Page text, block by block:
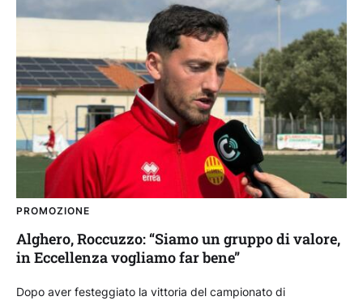
PROMOZIONE
Alghero, Roccuzzo: “Siamo un gruppo di valore,
in Eccellenza vogliamo far bene”
Dopo aver festeggiato la vittoria del campionato di